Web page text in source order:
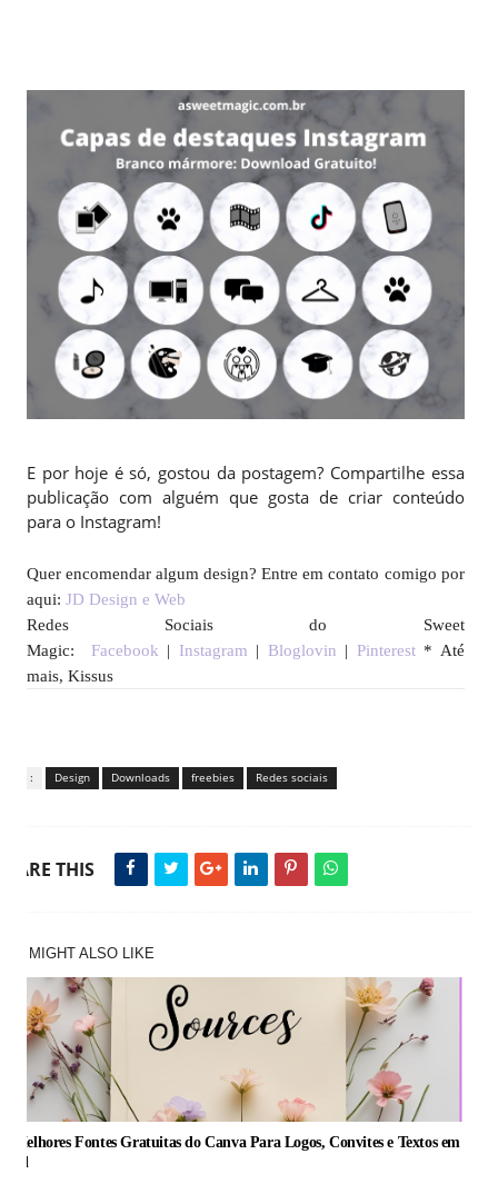
E por hoje é só, gostou da postagem? Compartilhe essa
publicação com alguém que gosta de criar conteúdo
para o Instagram!
Quer encomendar algum design? Entre em contato comigo por
aqui: JD Design e Web
Redes Sociais do Sweet
Magic:
Facebook | Instagram | Bloglovin | Pinterest* Até
mais, Kissus
Tags : Design Downloads freebies Redes sociais
THIS
MIGHT ALSO LIKE
Melhores Fontes Gratuitas do Canva Para Logos, Convites e Textos em